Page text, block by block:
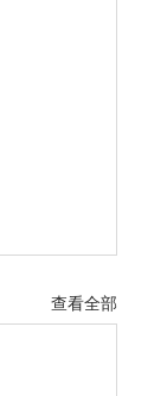
查看全部